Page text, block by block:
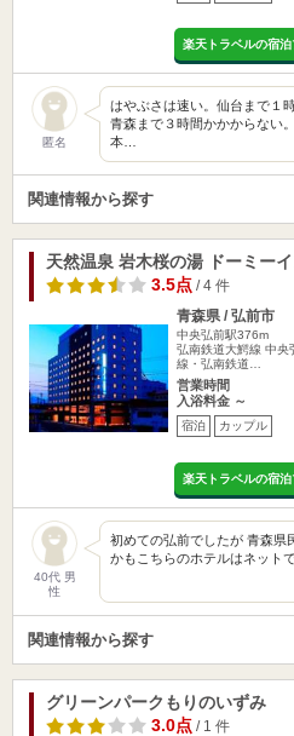
楽天トラベルの宿
匿名
はやぶさは速い。仙台まで１
青森まで３時間かかからな
本…
関連情報から探す
天然温泉 岩木桜の湯 ドーミー
3.5点/ 4 件
青森県 / 弘前市
中央弘前駅376m
弘南鉄道大鰐線 中央
線・弘南鉄道…
営業時間
入浴料金 ～
宿泊 カップル
楽天トラベルの宿
40代 男
性
初めての弘前でしたが 青森県
かもこちらのホテルはネット
関連情報から探す
グリーンパークもりのいずみ
3.0点/ 1 件